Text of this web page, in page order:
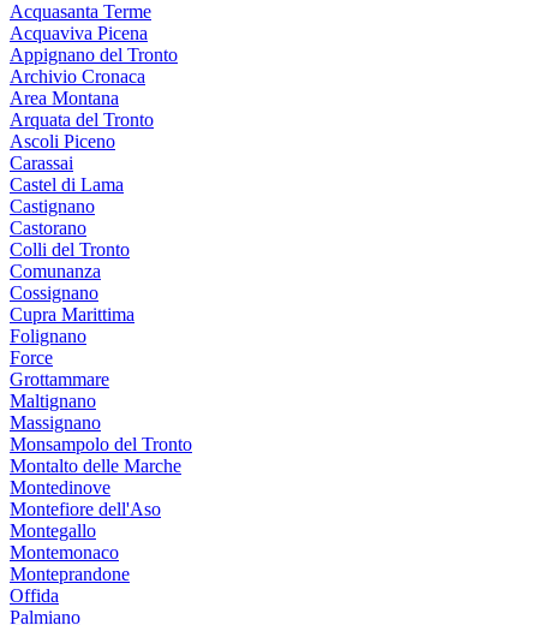
Acquasanta Terme
Acquaviva Picena
Appignano del Tronto
Archivio Cronaca
Area Montana
Arquata del Tronto
Ascoli Piceno
Carassai
Castel di Lama
Castignano
Castorano
Colli del Tronto
Comunanza
Cossignano
Cupra Marittima
Folignano
Force
Grottammare
Maltignano
Massignano
Monsampolo del Tronto
Montalto delle Marche
Montedinove
Montefiore dell'Aso
Montegallo
Montemonaco
Monteprandone
Offida
Palmiano